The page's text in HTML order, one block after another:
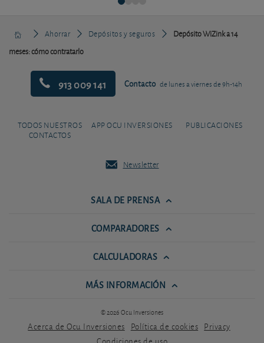
Ahorrar Depósitos y seguros
Depósito WiZink a 14
meses: cómo contratarlo
913 009 141 Contacto de lunes a viernes de 9h-14h
TODOS NUESTROS
CONTACTOS
APP OCU INVERSIONES PUBLICACIONES
Newsletter
SALA DE PRENSA
COMPARADORES
CALCULADORAS
MÁS INFORMACIÓN
© 2026 Ocu Inversiones
Acerca de Ocu Inversiones Política de cookies Privacy